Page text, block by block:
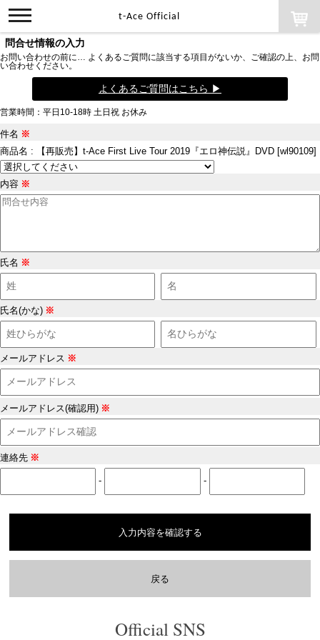
toggle
navigation
t-Ace Official
問合せ情報の入力
お問い合わせの前に… よくあるご質問に該当する項目がないか、ご確認の上、お問
い合わせください。
よくあるご質問はこちら ▶
営業時間：平日10-18時 土日祝 お休み
件名 ※
商品名 : 【再販売】t-Ace First Live Tour 2019『エロ神伝説』DVD [wl90109]
内容 ※
氏名 ※
氏名(かな) ※
メールアドレス ※
メールアドレス(確認用) ※
連絡先 ※
- -
入力内容を確認する
戻る
Official SNS